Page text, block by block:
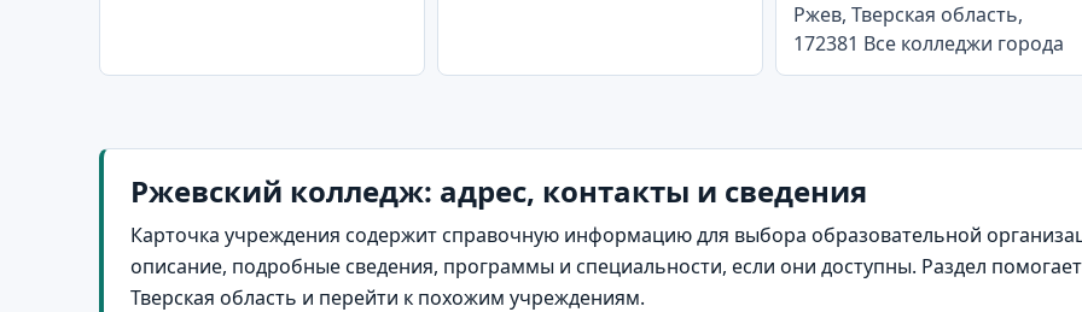
Ржев, Тверская область,
172381 Все колледжи города
Ржевский колледж: адрес, контакты и сведения
Карточка учреждения содержит справочную информацию для выбора образовательной
описание, подробные сведения, программы и специальности, если они доступны. Раздел
Тверская область и перейти к похожим учреждениям.